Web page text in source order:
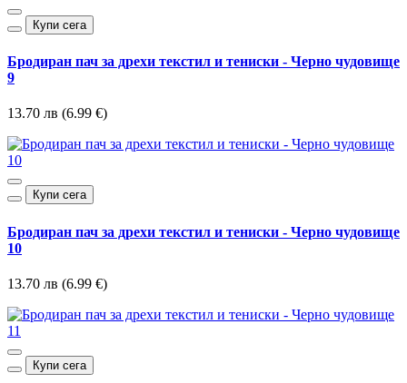
Купи сега
Бродиран пач за дрехи текстил и тениски - Черно чудовище
9
13.70 лв (6.99 €)
Купи сега
Бродиран пач за дрехи текстил и тениски - Черно чудовище
10
13.70 лв (6.99 €)
Купи сега